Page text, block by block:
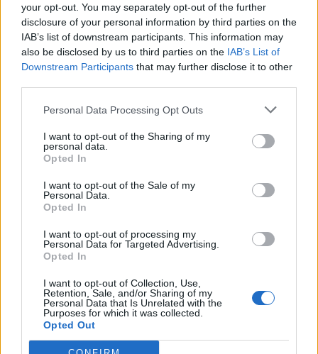
your opt-out. You may separately opt-out of the further
disclosure of your personal information by third parties on the
IAB’s list of downstream participants. This information may
also be disclosed by us to third parties on the IAB’s List of
Downstream Participants that may further disclose it to other
Personal Data Processing Opt Outs
I want to opt-out of the Sharing of my
personal data.
Opted In
I want to opt-out of the Sale of my
Personal Data.
Opted In
I want to opt-out of processing my
Personal Data for Targeted Advertising.
Opted In
I want to opt-out of Collection, Use,
Retention, Sale, and/or Sharing of my
Personal Data that Is Unrelated with the
Purposes for which it was collected.
Opted Out
SCUOLA
premia i “suoi” studenti migliori
Maturità 2020, il liceo Galilei premia i “suoi” studenti
migliori